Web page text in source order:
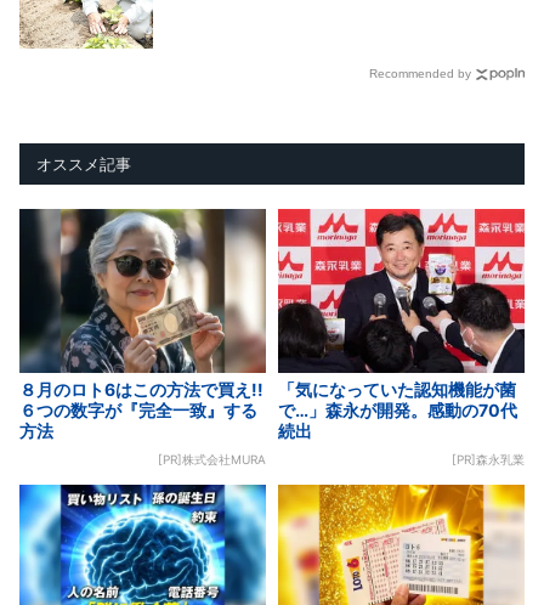
Recommended by
オススメ記事
８月のロト6はこの方法で買え!!
６つの数字が『完全一致』する
方法
[PR]株式会社MURA
「気になっていた認知機能が菌
で…」森永が開発。感動の70代
続出
[PR]森永乳業